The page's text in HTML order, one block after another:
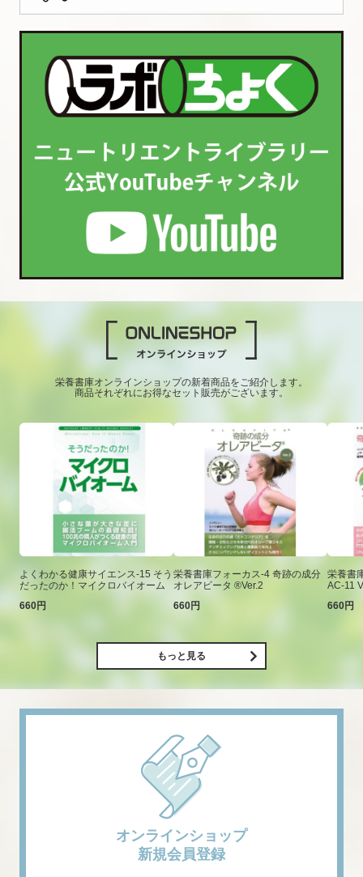
栄養書庫オンラインショップの新着商品をご紹介します。
商品それぞれにお得なセット販売がございます。
よくわかる健康サイエンス-15 そう
だったのか！マイクロバイオーム
660円
栄養書庫フォーカス-4 奇跡の成分
オレアビータ ®Ver.2
660円
栄養書
AC-11
660円
もっと見る
オンラインショップ
新規会員登録